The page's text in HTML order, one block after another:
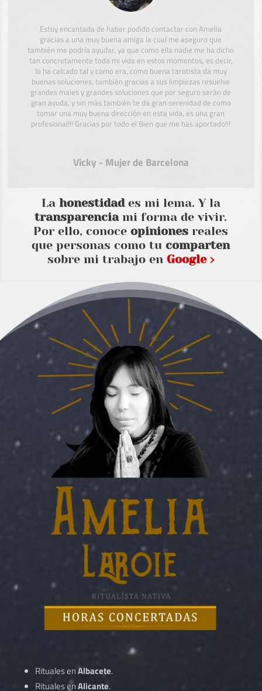
Estoy encantada de haber podido contactar con Amelia
gracias a una muy buena amiga la cual me aseguro que
también me podría ayudar, ya que como ella nadie me ha dicho
tan concretamente toda mi vida en estos momentos, es decir,
lo ha calcado tal y como era, como buena tarotista da muy
buenas soluciones, también gracias a sus limpiezas resuelve
grandes males y grandes soluciones que por seguro serán de
gran ayuda, y sin más también te da gran serenidad de como
tomar una muy buena dirección en esta vida, es una gran
profesional!!! Gracias por todo el Bien que me has aportado!!!
Vicky - Mujer de Barcelona
La honestidades mi lema. Y la
transparenciami forma de vivir.
Por ello, conoceopiniones reales
que personas como tucomparten
sobre mi trabajo en Google ›
Rituales enAlbacete.
Rituales enAlicante.